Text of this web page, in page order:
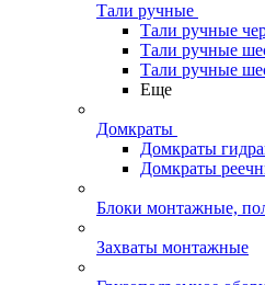
Тали ручные
Тали ручные
Тали ручные
Тали ручные
Еще
Домкраты
Домкраты
Домкраты
Блоки монтажные,
Захваты монтажные